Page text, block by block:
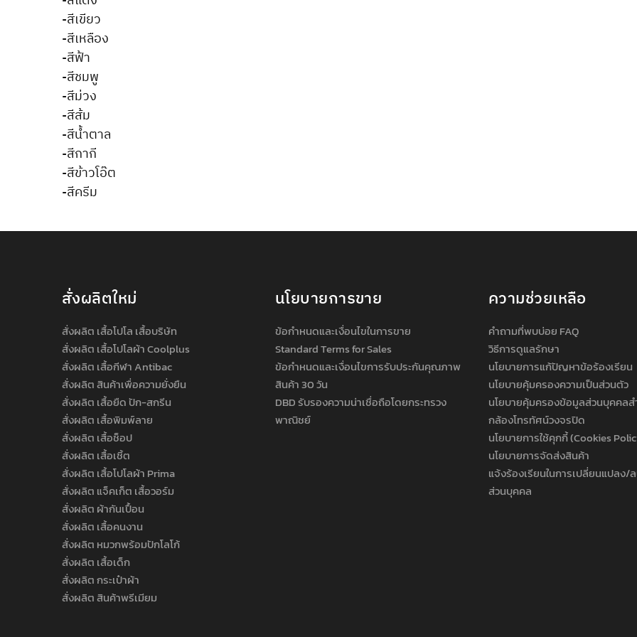
-สีเขียว
-สีเหลือง
-สีฟ้า
-สีชมพู
-สีม่วง
-สีส้ม
-สีน้ำตาล
-สีกากี
-สีข้าวโอ๊ต
-สีครีม
สั่งผลิตใหม่
สั่งผลิต เสื้อโปโล เสื้อบริษัท
สั่งผลิต เสื้อโปโลผ้า Coolplus
สั่งผลิต เสื้อกีฬา Antibac
สั่งผลิต สินค้าเพื่อความยั่งยืน
สั่งผลิต เสื้อยืด ปัก-สกรีน
สั่งผลิต เสื้อพิมพ์ลาย
สั่งผลิต เสื้อช็อป
สั่งผลิต เสื้อเชิ้ต
สั่งผลิต เสื้อโปโลผ้า Prima
สั่งผลิต แจ็คเก็ต เสื้อวอร์ม
สั่งผลิต ผ้ากันเปื้อน
สั่งผลิต เสื้อคนงาน
สั่งผลิต หมวกพร้อมปักโลโก้
สั่งผลิต เสื้อเด็ก
สั่งผลิต กระเป๋าผ้า
สั่งผลิต สินค้าพรีเมียม
นโยบายการขาย
ข้อกำหนดและเงื่อนไขในการขาย
Standard Terms for Sales
ข้อกำหนดและเงื่อนไขการรับประกันคุณภาพ
สินค้า 30 วัน
DBD รับรองความน่าเชื่อถือโดยกระทรวง
พาณิชย์
ความช่วยเหลือ
คำถามที่พบบ่อย FAQ
วิธีการดูแลรักษา
นโยบายการแก้ปัญหาข้อร้องเรียน
นโยบายคุ้มครองความเป็นส่วนตัว
นโยบายคุ้มครองข้อมูลส่วนบุคคล
กล้องโทรทัศน์วงจรปิด
นโยบายการใช้คุกกี้ (Cookies
นโยบายการจัดส่งสินค้า
แจ้งร้องเรียนในการเปลี่ยนแปลง/
ส่วนบุคคล